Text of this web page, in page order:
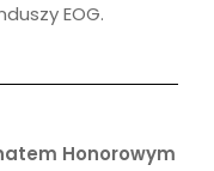
EOG.
Honorowym